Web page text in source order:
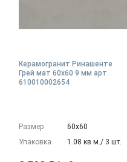
Керамогранит Ринашенте
Грей мат 60x60 9 мм арт.
610010002654
Размер
60х60
Упаковка
1.08 кв.м./ 3 шт.